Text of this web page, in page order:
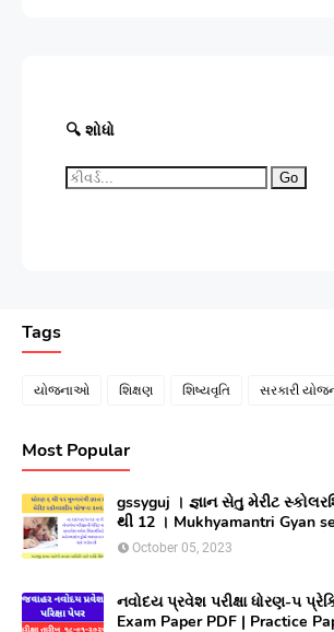
🔍 શોધો
Go
Tags
યોજનાઓ શિક્ષણ શિષ્યવૃતિ સરકારી
Most Popular
gssyguj । જ્ઞાન સેતુ મેરીટ
થી 12 । Mukhyamantri Gyan setu merit
Scholarship yojana 2023 ।સીલેક્ટ થયેલ વિધાર્થીઓ
લાભ મેળવવા માટે ઓનલાઇન અરજી
October 05, 2023
નવોદય પ્રવેશ પરીક્ષા ધોરણ-૫
Exam Paper PDF | Practice